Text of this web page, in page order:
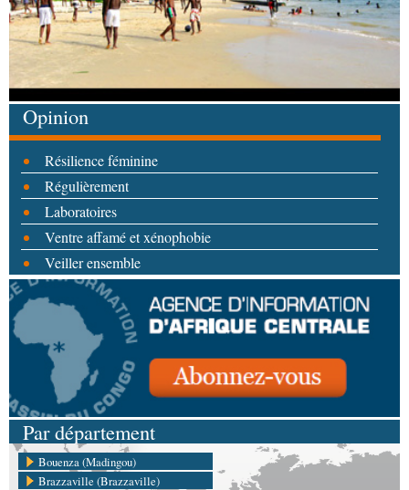
Opinion
Résilience féminine
Régulièrement
Laboratoires
Ventre affamé et xénophobie
Veiller ensemble
Par département
Bouenza (Madingou)
Brazzaville (Brazzaville)